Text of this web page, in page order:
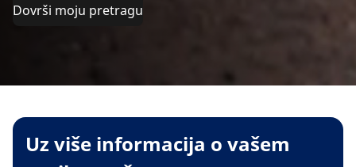
Dovrši moju pretragu
Uz više informacija o vašem